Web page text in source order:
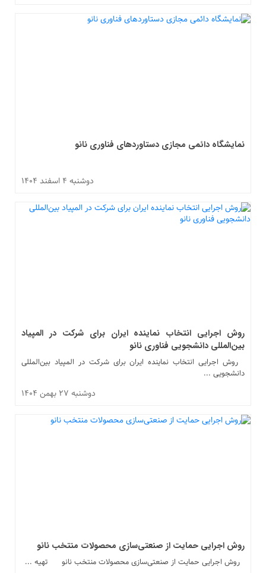
نمایشگاه دائمی مجازی دستاوردهای فناوری نانو
دوشنبه ۴ اسفند ۱۴۰۴
روش اجرایی انتخاب نماینده ایران برای شرکت در المپیاد
بین‌المللی دانشجویی فناوری نانو
روش اجرایی انتخاب نماینده ایران برای شرکت در المپیاد بین‌المللی
دانشجویی ...
دوشنبه ۲۷ بهمن ۱۴۰۴
روش اجرایی حمایت از صنعتی‌سازی محصولات منتخب نانو
روش اجرایی حمایت از صنعتی‌سازی محصولات منتخب نانو تهیه ...